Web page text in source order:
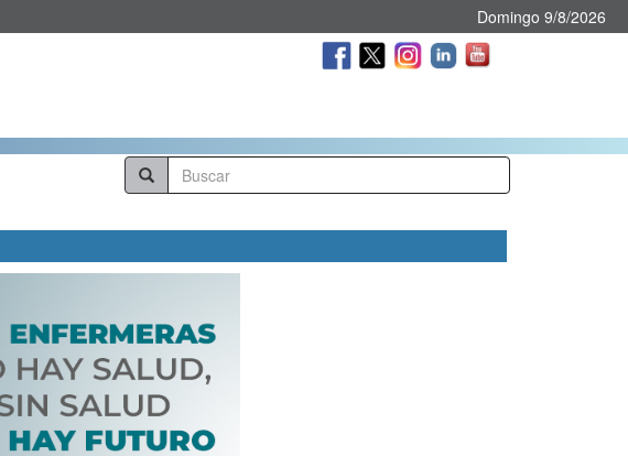
Domingo 9/8/2026